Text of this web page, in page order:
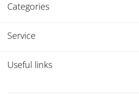
Categories
Service
Useful links